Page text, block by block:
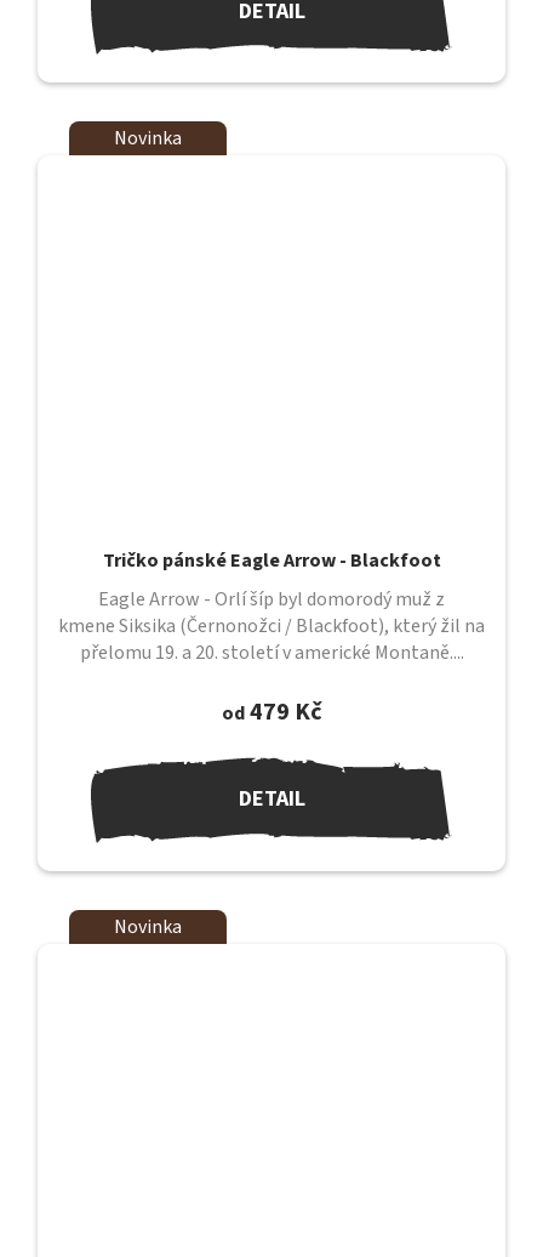
DETAIL
Novinka
Tričko pánské Eagle Arrow - Blackfoot
od479 Kč
DETAIL
Eagle Arrow - Orlí šíp byl domorodý muž z
kmene Siksika (Černonožci / Blackfoot), který žil na
přelomu 19. a 20. století v americké Montaně....
Novinka